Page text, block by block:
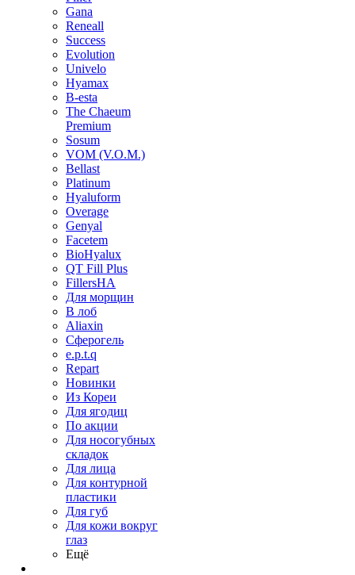
Gana
Reneall
Success
Evolution
Univelo
Hyamax
B-esta
The Chaeum
Premium
Sosum
VOM (V.O.M.)
Bellast
Platinum
Hyaluform
Overage
Genyal
Facetem
BioHyalux
QT Fill Plus
FillersHA
Для морщин
В лоб
Aliaxin
Сферогель
e.p.t.q
Repart
Новинки
Из Кореи
Для ягодиц
По акции
Для носогубных
складок
Для лица
Для контурной
пластики
Для губ
Для кожи вокруг
глаз
Ещё